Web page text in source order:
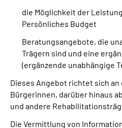
Mein
die Möglichkeit der
Persönliches Budget
Beratungsangebote, die
Trägern sind und eine
(ergänzende unabhängige
Dieses Angebot richtet sich an
Bürgerinnen, darüber hinaus
und andere
Die Vermittlung von